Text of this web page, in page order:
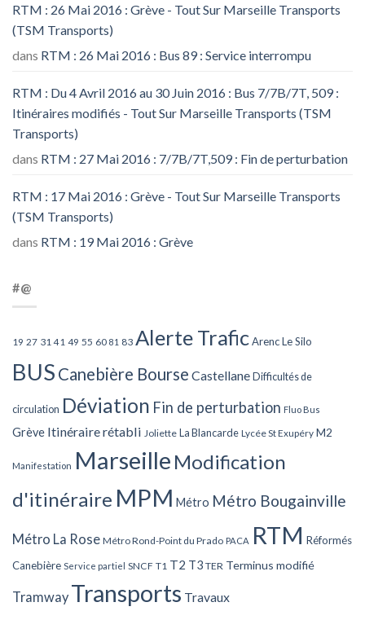
RTM : 26 Mai 2016 : Grève - Tout Sur Marseille Transports
(TSM Transports)
dans RTM : 26 Mai 2016 : Bus 89 : Service interrompu
RTM : Du 4 Avril 2016 au 30 Juin 2016 : Bus 7/7B/7T, 509 :
Itinéraires modifiés - Tout Sur Marseille Transports (TSM
Transports)
dans RTM : 27 Mai 2016 : 7/7B/7T,509 : Fin de perturbation
RTM : 17 Mai 2016 : Grève - Tout Sur Marseille Transports
(TSM Transports)
dans RTM : 19 Mai 2016 : Grève
#@
19 27 31 41 49 55 60 81 83 Alerte TraficArenc Le Silo
BUS Canebière Bourse Castellane Difficultés de
circulation Déviation Fin de perturbation Fluo Bus
Grève Itinéraire rétabli Joliette La Blancarde Lycée St Exupéry M2
Manifestation Marseille Modification
d'itinéraire MPM Métro Métro Bougainville
Métro La Rose Métro Rond-Point du Prado PACA RTM Réformés
Canebière Service partiel SNCF T1 T2 T3 TER Terminus modifié
Tramway Transports Travaux